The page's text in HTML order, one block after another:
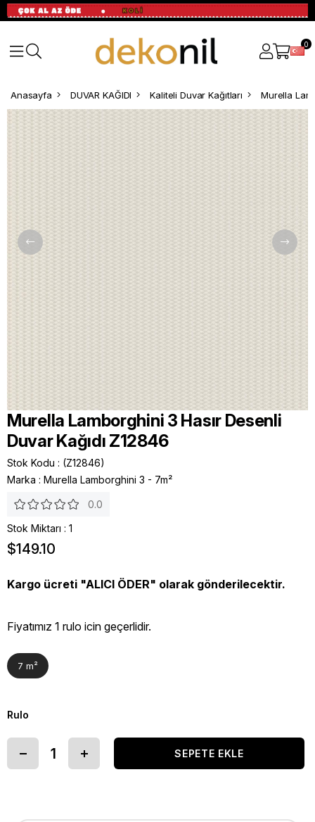
0
Anasayfa DUVAR KAĞIDI Kaliteli Duvar Kağıtları
Murella Lamborghini 3 Hasır Desenli
Duvar Kağıdı Z12846
Stok Kodu
(Z12846)
Marka : Murella Lamborghini 3 - 7m²
0.0
Stok Miktarı : 1
$149.10
Kargo ücreti "ALICI ÖDER" olarak gönderilecektir.
Fiyatımız 1 rulo icin geçerlidir.
7 m²
Rulo